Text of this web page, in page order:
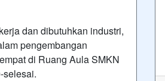
dan dibutuhkan industri,
pengembangan
di Ruang Aula SMKN
selesai.